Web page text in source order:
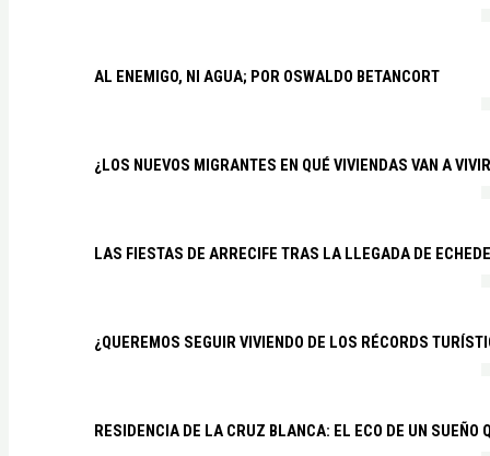
AL ENEMIGO, NI AGUA; POR OSWALDO BETANCORT
¿LOS NUEVOS MIGRANTES EN QUÉ VIVIENDAS VAN A
LAS FIESTAS DE ARRECIFE TRAS LA LLEGADA DE
¿QUEREMOS SEGUIR VIVIENDO DE LOS RÉCORDS
RESIDENCIA DE LA CRUZ BLANCA: EL ECO DE UN SUEÑO